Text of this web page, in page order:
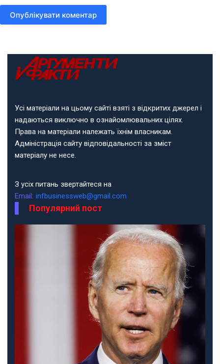
Опублікувати коментар
Усі матеріали на цьому сайті взяті з відкритих джерел і
надаються виключно в ознайомлювальних цілях.
Права на матеріали належать їхнім власникам.
Адміністрація сайту відповідальності за зміст
матеріалу не несе.
З усіх питань звертайтеся на
Email: infbusinessweb@gmail.com
Популярний пост